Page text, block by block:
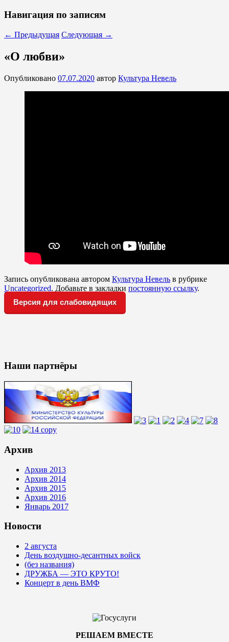
Навигация по записям
← Предыдущая Следующая →
«О любви»
Опубликовано 07.07.2020 автор Культура Невель
Запись опубликована автором Культура Невель в рубрике
Uncategorized. Добавьте в закладки постоянную ссылку.
Версия для слабовидящих
Наши партнёры
Архив
Архив 2013
Архив 2014
Архив 2015
Архив 2016
Январь 2017
Новости
2 августа
День воздушно-десантных войск
(без названия)
ДРУЖБА — ЭТО КРУТО!
Концерт в день ВМФ
РЕШАЕМ ВМЕСТЕ